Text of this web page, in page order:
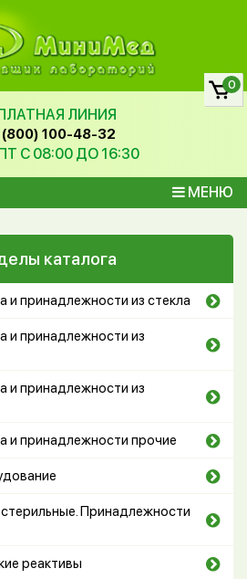
ЛИНИЯ
(800) 100-48-32
С 08:00 ДО 16:30
МЕНЮ
0
каталога
и принадлежности из стекла
и принадлежности из
и принадлежности из
и принадлежности прочие
Принадлежности
реактивы